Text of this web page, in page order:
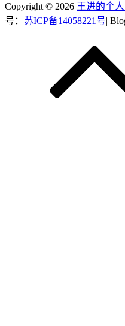
Copyright © 2026 王进的个
号： 苏ICP备14058221号|